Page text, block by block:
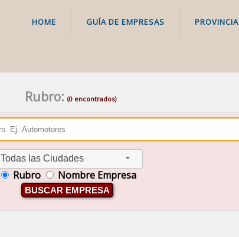
HOME GUÍA DE EMPRESAS PROVINCIA
Rubro: (0 encontrados)
Todas las Ciudades
Rubro Nombre Empresa
BUSCAR EMPRESA